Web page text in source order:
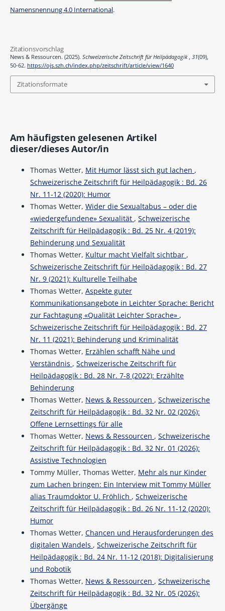
Namensnennung 4.0 International.
Zitationsvorschlag
News & Ressourcen. (2025). Schweizerische Zeitschrift für Heilpädagogik , 31(09),
50-62. https://ojs.szh.ch/index.php/zeitschrift/article/view/1640
Zitationsformate
Am häufigsten gelesenen Artikel
dieser/dieses Autor/in
Thomas Wetter, Mit Humor lässt sich gut lachen ,
Schweizerische Zeitschrift für Heilpädagogik : Bd. 26
Nr. 11-12 (2020): Humor
Thomas Wetter, Wider die Sexualtabus – oder die
«wiedergefundene» Sexualität , Schweizerische
Zeitschrift für Heilpädagogik : Bd. 25 Nr. 4 (2019):
Behinderung und Sexualität
Thomas Wetter, Kultur macht Vielfalt sichtbar ,
Schweizerische Zeitschrift für Heilpädagogik : Bd. 27
Nr. 9 (2021): Kulturelle Teilhabe
Thomas Wetter, Aspekte guter
Kommunikationsangebote in Leichter Sprache: Bericht
zur Fachtagung «Qualität Leichter Sprache» ,
Schweizerische Zeitschrift für Heilpädagogik : Bd. 27
Nr. 11 (2021): Behinderung und Kriminalität
Thomas Wetter, Erzählen schafft Nähe und
Verständnis , Schweizerische Zeitschrift für
Heilpädagogik : Bd. 28 Nr. 7-8 (2022): Erzählte
Behinderung
Thomas Wetter, News & Ressourcen , Schweizerische
Zeitschrift für Heilpädagogik : Bd. 32 Nr. 02 (2026):
Offene Lernsettings für alle
Thomas Wetter, News & Ressourcen , Schweizerische
Zeitschrift für Heilpädagogik : Bd. 32 Nr. 01 (2026):
Assistive Technologien
Tommy Müller, Thomas Wetter, Mehr als nur Kinder
zum Lachen bringen: Ein Interview mit Tommy Müller
alias Traumdoktor U. Fröhlich , Schweizerische
Zeitschrift für Heilpädagogik : Bd. 26 Nr. 11-12 (2020):
Humor
Thomas Wetter, Chancen und Herausforderungen des
digitalen Wandels , Schweizerische Zeitschrift für
Heilpädagogik : Bd. 24 Nr. 11-12 (2018): Digitalisierung
und Robotik
Thomas Wetter, News & Ressourcen , Schweizerische
Zeitschrift für Heilpädagogik : Bd. 32 Nr. 05 (2026):
Übergänge